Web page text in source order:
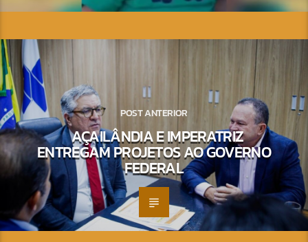
POST ANTERIOR
AÇAILÂNDIA E IMPERATRIZ
ENTREGAM PROJETOS AO GOVERNO
FEDERAL